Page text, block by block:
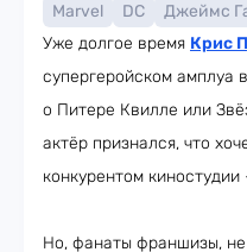
Marvel
DC
Джеймс
Уже долгое время Крис
супергеройском амплуа
о Питере Квилле или
актёр признался, что
конкурентом киностудии
Но, фанаты франшизы,